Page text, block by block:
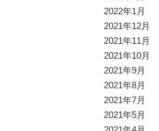
2022年1月
2021年12月
2021年11月
2021年10月
2021年9月
2021年8月
2021年7月
2021年5月